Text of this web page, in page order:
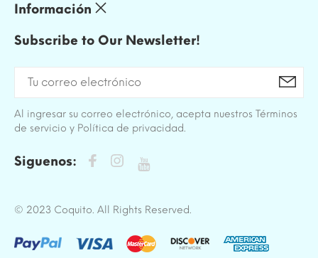
Información
Subscribe to Our Newsletter!
Al ingresar su correo electrónico, acepta nuestros Términos
de servicio y Política de privacidad.
Siguenos:
© 2023 Coquito. All Rights Reserved.